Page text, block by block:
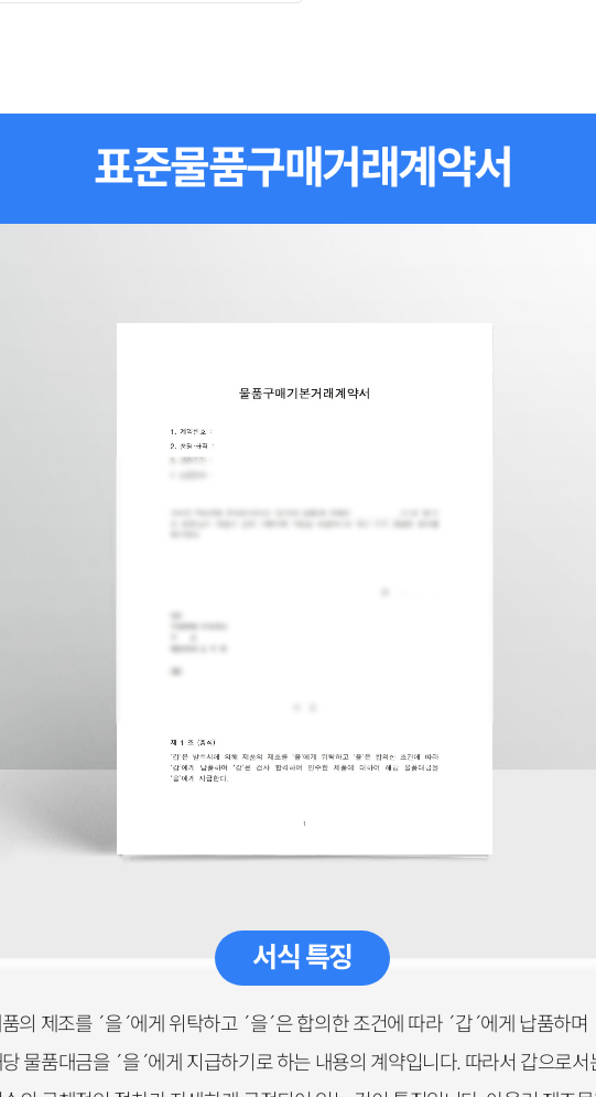
표준물품구매거래계약서
서식 특징
의 제조를 ´을´에게 위탁하고 ´을´은 합의한 조건에 따라 ´갑´에게 납품하며
물품대금을 ´을´에게 지급하기로 하는 내용의 계약입니다. 따라서 갑으로